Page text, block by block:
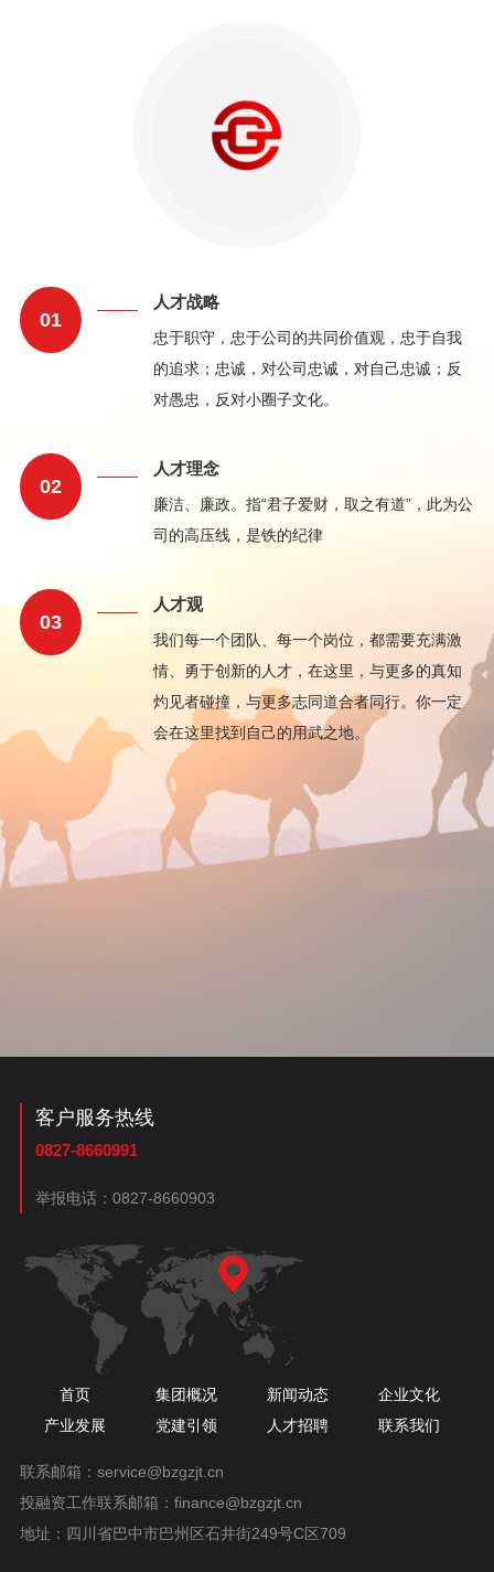
01
人才战略
忠于职守，忠于公司的共同价值观，忠于自我
的追求；忠诚，对公司忠诚，对自己忠诚；反
对愚忠，反对小圈子文化。
02
人才理念
廉洁、廉政。指“君子爱财，取之有道”，此为公
司的高压线，是铁的纪律
03
人才观
我们每一个团队、每一个岗位，都需要充满激
情、勇于创新的人才，在这里，与更多的真知
灼见者碰撞，与更多志同道合者同行。你一定
会在这里找到自己的用武之地。
客户服务热线
0827-8660991
举报电话： 0827-8660903
首页 集团概况 新闻动态
企业文化
产业发展
党建引领 人才招聘 联系我们
联系邮箱： service@bzgzjt.cn
投融资工作联系邮箱： finance@bzgzjt.cn
地址：四川省巴中市巴州区石井街249号C区709